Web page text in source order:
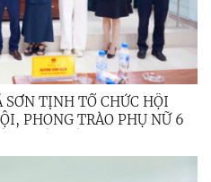
TỊNH TỔ CHỨC HỘI
PHONG TRÀO PHỤ NỮ 6